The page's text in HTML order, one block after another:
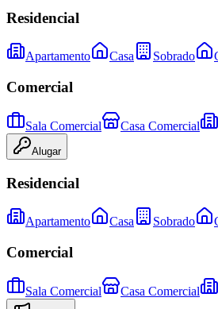
Residencial
Apartamento Casa Sobrado
Comercial
Sala Comercial Casa Comercial
Alugar
Residencial
Apartamento Casa Sobrado
Comercial
Sala Comercial Casa Comercial